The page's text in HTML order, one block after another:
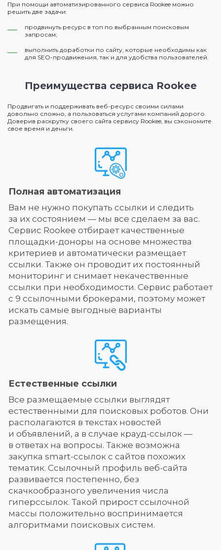
При помощи автоматизированного сервиса Rookee можно
решить две задачи:
продвинуть ресурс в топ по выбранным поисковым
запросам;
выполнить доработки по сайту, которые необходимы как
для SEO-продвижения, так и для удобства пользователей.
Преимущества сервиса Rookee
Продвигать и поддерживать веб-ресурс своими силами
довольно сложно, а пользоваться услугами компаний дорого.
Доверив раскрутку своего сайта сервису Rookee, вы сэкономите
свое время и деньги.
Полная автоматизация
Вам не нужно покупать ссылки и следить
за их состоянием — мы все сделаем за вас.
Сервис Rookee отбирает качественные
площадки-доноры на основе множества
критериев и автоматически размещает
ссылки. Также он проводит их постоянный
мониторинг и снимает некачественные
ссылки при необходимости. Сервис работает
с 9 ссылочными брокерами, поэтому может
искать самые выгодные варианты
размещения.
Естественные ссылки
Все размещаемые ссылки выглядят
естественными для поисковых роботов. Они
располагаются в текстах новостей
и объявлений, а в случае крауд-ссылок —
в ответах на вопросы. Также возможна
закупка smart-ссылок с сайтов похожих
тематик. Ссылочный профиль веб-сайта
развивается постепенно, без
скачкообразного увеличения числа
гиперссылок. Такой прирост ссылочной
массы положительно воспринимается
алгоритмами поисковых систем.